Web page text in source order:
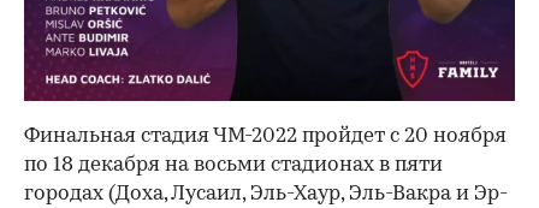
Финальная стадия ЧМ-2022 пройдет с 20 ноября
по 18 декабря на восьми стадионах в пяти
городах (Доха, Лусаил, Эль-Хаур, Эль-Вакра и Эр-